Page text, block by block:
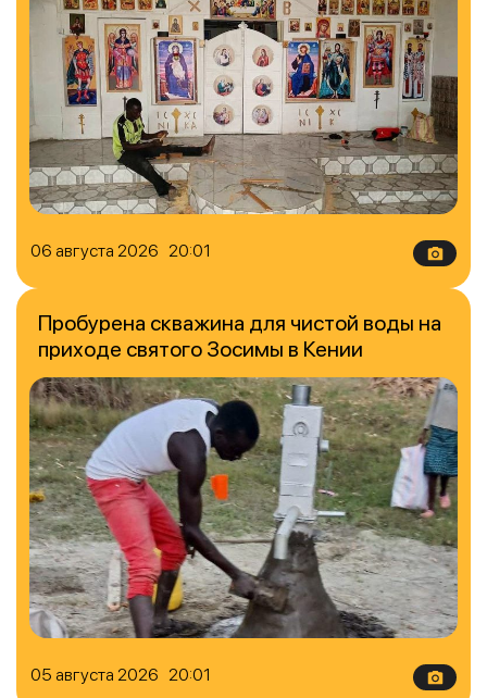
06 августа 2026 20:01
05 августа 2026 20:01
Пробурена скважина для чистой воды на
приходе святого Зосимы в Кении